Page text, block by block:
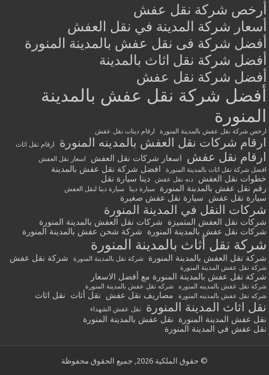
أرخص شركة نقل عفش
أسعار شركة المدينة في نقل العفش
أفضل شركة فى نقل عفش بالمدينة المنورة
أفضل شركة نقل اثاث بالمدينة
أفضل شركة نقل عفش
أفضل شركة نقل عفش بالمدينة
المنورة
ارخص شركة نقل عفش بالمدينة المنورة ارقام دينات نقل عفش
ارقام شركات نقل العفش بالمدينه المنورة ارقام نقل اثاث
ارقام نقل عفش اسعار شركات نقل العفش
اسعار نقل العفش
افضل شركة نقل اثاث بالمدينة المنورة
افضل شركة نقل عفش بالمدينة
خطوات نقل العفش
دنه نقل عفش
دينا سيارة نقل
رقم نقل عفش بالمدينة المنورة
سيارة دينا سيارة دينا لنقل العفش
سيارة نقل عفش سيارة نقل عفش صغيرة
شركات النقل في المدينة المنورة
شركات نقل العفش المتميزة
شركات نقل العفش بالمدينة المنورة
شركات نقل عفش بالمدينة المنورة
شركة شحن عفش بالمدينة المنورة
شركة نقل أثاث بالمدينة المنورة
شركة نقل العفش بالمدينة المنورة شركة نقل بالمدينة المنورة شركة نقل عفش
شركة نقل عفش المدينة المنورة
شركة نقل عفش بالمدينة المنورة مع أفضل الاسعار
شركة نقل عفش بالمدينه المنوره
شركه نقل عفش بالمدينة المنورة
شركه نقل عفش بالمدينه المنورة
مصاريف نقل عفش نقل أثاث نقل اثاث
نقل اثاث المدينة المنورة نقل عفش الشهداء
نقل عفش المدينة المنورة
نقل عفش بالمدينة المنورة
نقل عفش في المدينة المنورة
© حقوق الملكية 2026, جميع الحقوق محفوظة